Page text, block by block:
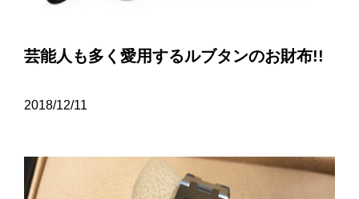
芸能人も多く愛用するルブタンのお財布!!
2018/12/11